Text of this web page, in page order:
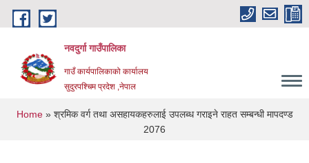
Skip to main content
नवदुर्गा गाउँपालिका
गाउँ कार्यपालिकाको कार्यालय
सुदुरपश्चिम प्रदेश ,नेपाल
You are here
Home» श्रमिक वर्ग तथा असहायकहरुलाई उपलब्ध गराइने राहत सम्बन्धी मापदण्ड
2076